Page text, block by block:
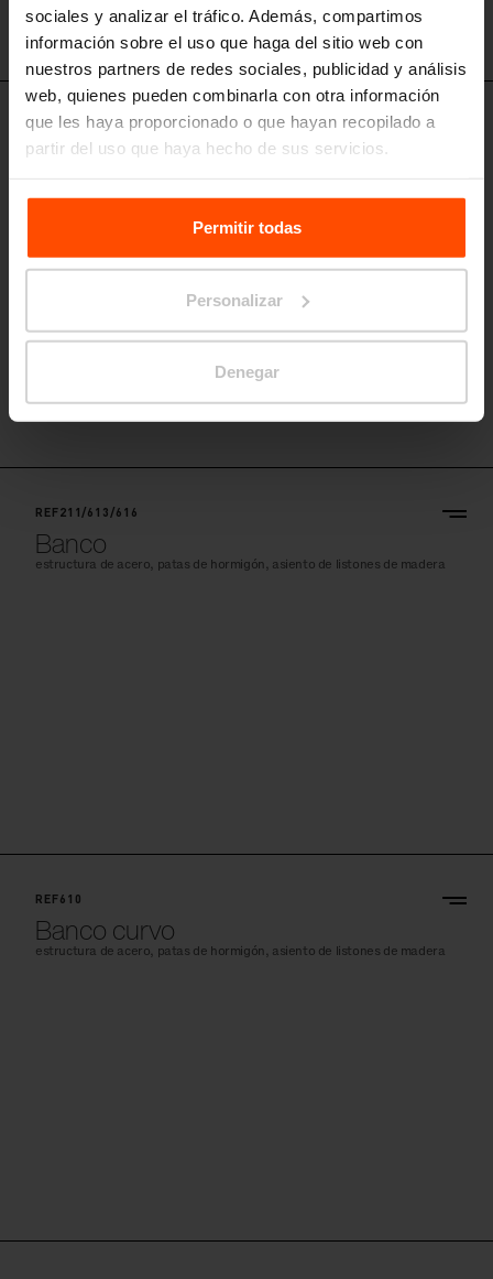
sociales y analizar el tráfico. Además, compartimos
información sobre el uso que haga del sitio web con
nuestros partners de redes sociales, publicidad y análisis
web, quienes pueden combinarla con otra información
que les haya proporcionado o que hayan recopilado a
partir del uso que haya hecho de sus servicios.
Para más información, visitePrinciples Relating to the
Processing Personal Data.Permitir todas
Personalizar
Denegar
REF411/412/413
Asiento modular sobre el mural
REF211/613/616
Banco
estructura de acero, patas de hormigón, asiento de listones de madera
REF610
Banco curvo
estructura de acero, patas de hormigón, asiento de listones de madera